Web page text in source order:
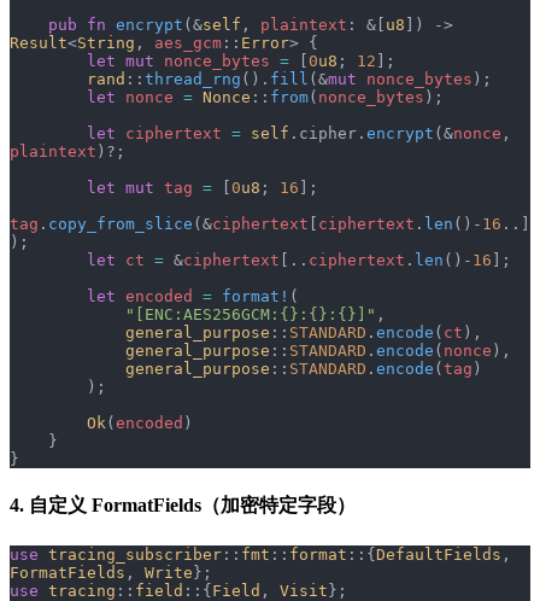
    pub
fn encrypt (&self , plaintext : &[ u8
Result<String , aes_gcm :: Error> {
        let
mut nonce_bytes = 0u8 ; 12 ];
        rand
:: thread_rng (). fill (&mut nonce_bytes );
        let
nonce = Nonce :: from( nonce_bytes );
        let
ciphertext = self .cipher. encrypt (&nonce
plaintext )?;
        let
mut tag = 0u8 ; 16 ];
tag . copy_from_slice (&ciphertext ciphertext . len ()- 16 ..]
);
        let
ct = &ciphertext [.. ciphertext . len ()- 16 ];
        let
encoded = format! (
            "[ENC:AES256GCM:{}:{}:{}]"
,
            general_purpose
:: STANDARD . encode ( ct ),
            general_purpose
:: STANDARD . encode ( nonce ),
            general_purpose
:: STANDARD . encode ( tag )
        );
        Ok
( encoded )
    }
}
4. 自定义 FormatFields（加密特定字段）
use tracing_subscriber :: fmt :: format ::{DefaultFields
FormatFields , Write};
use tracing :: field ::{Field , Visit};